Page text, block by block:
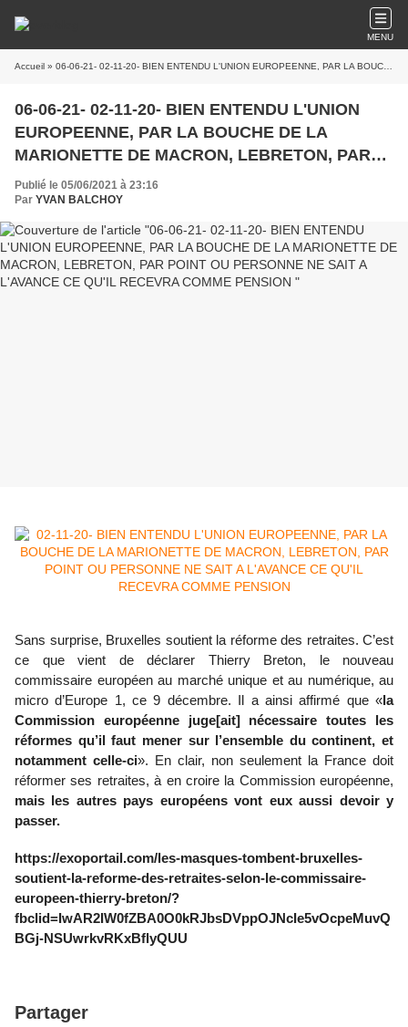
MENU
Accueil » 06-06-21- 02-11-20- BIEN ENTENDU L'UNION EUROPEENNE, PAR LA BOUCHE DE LA MARIONETTE DE MACRON, LEBRETON, PAR POINT OU PERSONNE NE SAIT A L'AVANCE CE QU'IL RECEVRA COMME PENSION
06-06-21- 02-11-20- BIEN ENTENDU L'UNION
EUROPEENNE, PAR LA BOUCHE DE LA
MARIONETTE DE MACRON, LEBRETON, PAR
POINT OU PERSONNE NE SAIT A L'AVANCE CE
QU'IL RECEVRA COMME PENSION
Publié le 05/06/2021 à 23:16
Par YVAN BALCHOY
Sans surprise, Bruxelles soutient la réforme des retraites. C’est
ce que vient de déclarer Thierry Breton, le nouveau
commissaire européen au marché unique et au numérique, au
micro d’Europe 1, ce 9 décembre. Il a ainsi affirmé que « la
Commission européenne juge[ait] nécessaire toutes les
réformes qu’il faut mener sur l’ensemble du continent, et
notamment celle-ci». En clair, non seulement la France doit
réformer ses retraites, à en croire la Commission européenne,
mais les autres pays européens vont eux aussi devoir y
passer.
https://exoportail.com/les-masques-tombent-bruxelles-
soutient-la-reforme-des-retraites-selon-le-commissaire-
europeen-thierry-breton/?
fbclid=IwAR2IW0fZBA0O0kRJbsDVppOJNcIe5vOcpeMuvQ
BGj-NSUwrkvRKxBflyQUU
Partager